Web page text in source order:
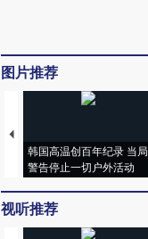
图片推荐
韩国高温创百年纪录 当局
警告停止一切户外活动
视听推荐